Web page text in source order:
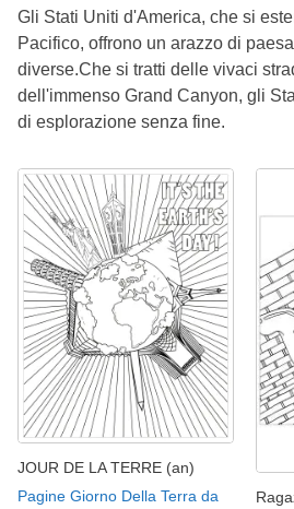
Gli Stati Uniti d'America, che si
Pacifico, offrono un arazzo di
diverse.Che si tratti delle vivaci
dell'immenso Grand Canyon, gli
di esplorazione senza fine.
JOUR DE LA TERRE (an)
Pagine Giorno Della Terra da